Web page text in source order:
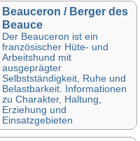
Beauceron / Berger des
Beauce
Der Beauceron ist ein
französischer Hüte- und
Arbeitshund mit
ausgeprägter
Selbstständigkeit, Ruhe und
Belastbarkeit. Informationen
zu Charakter, Haltung,
Erziehung und
Einsatzgebieten